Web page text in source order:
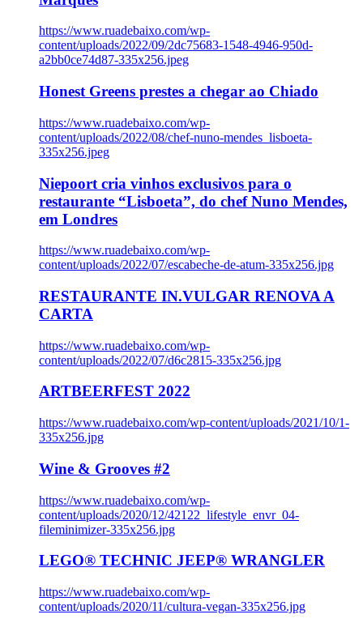
https://www.ruadebaixo.com/wp-
content/uploads/2022/09/2dc75683-1548-4946-950d-
a2bb0ce74d87-335x256.jpeg
Honest Greens prestes a chegar ao Chiado
https://www.ruadebaixo.com/wp-
content/uploads/2022/08/chef-nuno-mendes_lisboeta-
335x256.jpeg
Niepoort cria vinhos exclusivos para o
restaurante “Lisboeta”, do chef Nuno Mendes,
em Londres
https://www.ruadebaixo.com/wp-
content/uploads/2022/07/escabeche-de-atum-335x256.jpg
RESTAURANTE IN.VULGAR RENOVA A
CARTA
https://www.ruadebaixo.com/wp-
content/uploads/2022/07/d6c2815-335x256.jpg
ARTBEERFEST 2022
https://www.ruadebaixo.com/wp-content/uploads/2021/10/1-
335x256.jpg
Wine & Grooves #2
https://www.ruadebaixo.com/wp-
content/uploads/2020/12/42122_lifestyle_envr_04-
fileminimizer-335x256.jpg
LEGO® TECHNIC JEEP® WRANGLER
https://www.ruadebaixo.com/wp-
content/uploads/2020/11/cultura-vegan-335x256.jpg